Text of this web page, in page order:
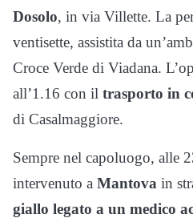
Dosolo, in via Villette. La
ventisette, assistita da
Croce Verde di Viadana.
all’1.16 con il trasporto in
di Casalmaggiore.
Sempre nel capoluogo, alle
intervenuto a Mantova in
giallo legato a un medico